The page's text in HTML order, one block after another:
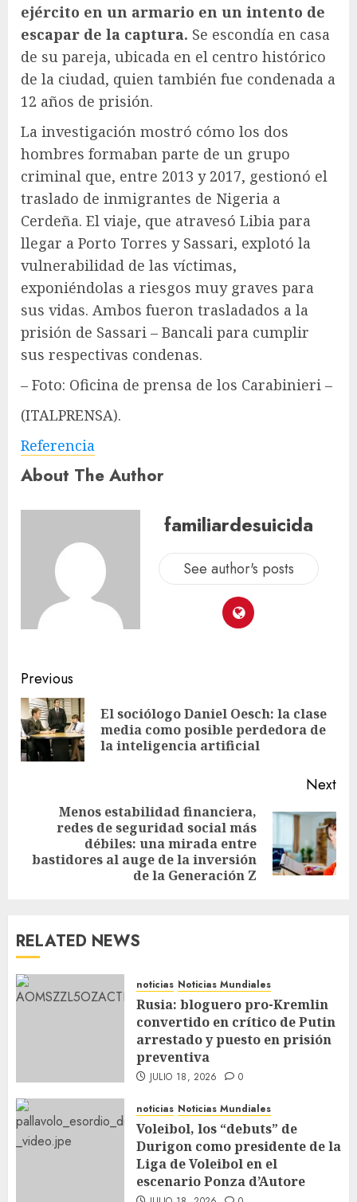
ejército en un armario en un intento de
escapar de la captura. Se escondía en casa
de su pareja, ubicada en el centro histórico
de la ciudad, quien también fue condenada a
12 años de prisión.
La investigación mostró cómo los dos
hombres formaban parte de un grupo
criminal que, entre 2013 y 2017, gestionó el
traslado de inmigrantes de Nigeria a
Cerdeña. El viaje, que atravesó Libia para
llegar a Porto Torres y Sassari, explotó la
vulnerabilidad de las víctimas,
exponiéndolas a riesgos muy graves para
sus vidas. Ambos fueron trasladados a la
prisión de Sassari – Bancali para cumplir
sus respectivas condenas.
– Foto: Oficina de prensa de los Carabinieri –
(ITALPRENSA).
Referencia
About The Author
familiardesuicida
See author's posts
Previous
El sociólogo Daniel Oesch: la clase
media como posible perdedora de
la inteligencia artificial
Next
Menos estabilidad financiera,
redes de seguridad social más
débiles: una mirada entre
bastidores al auge de la inversión
de la Generación Z
RELATED NEWS
noticias Noticias Mundiales
Rusia: bloguero pro-Kremlin
convertido en crítico de Putin
arrestado y puesto en prisión
preventiva
JULIO 18, 2026 0
noticias Noticias Mundiales
Voleibol, los “debuts” de
Durigon como presidente de la
Liga de Voleibol en el
escenario Ponza d’Autore